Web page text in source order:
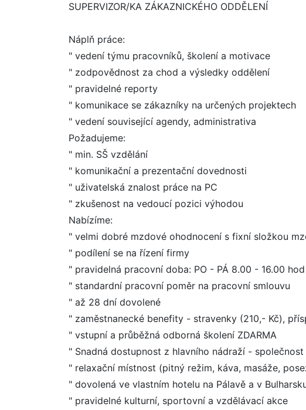
SUPERVIZOR/KA ZÁKAZNICKÉHO ODDĚLENÍ
Náplň práce:
" vedení týmu pracovníků, školení a motivace
" zodpovědnost za chod a výsledky oddělení
" pravidelné reporty
" komunikace se zákazníky na určených projektech
" vedení související agendy, administrativa
Požadujeme:
" min. SŠ vzdělání
" komunikační a prezentační dovednosti
" uživatelská znalost práce na PC
" zkušenost na vedoucí pozici výhodou
Nabízíme:
" velmi dobré mzdové ohodnocení s fixní složkou
" podílení se na řízení firmy
" pravidelná pracovní doba: PO - PÁ 8.00 - 16.00 hod
" standardní pracovní poměr na pracovní smlouvu
" až 28 dní dovolené
" zaměstnanecké benefity - stravenky (210,- Kč),
" vstupní a průběžná odborná školení ZDARMA
" Snadná dostupnost z hlavního nádraží -
" relaxační místnost (pitný režim, káva, masáže,
" dovolená ve vlastním hotelu na Pálavě a v
" pravidelné kulturní, sportovní a vzdělávací akce